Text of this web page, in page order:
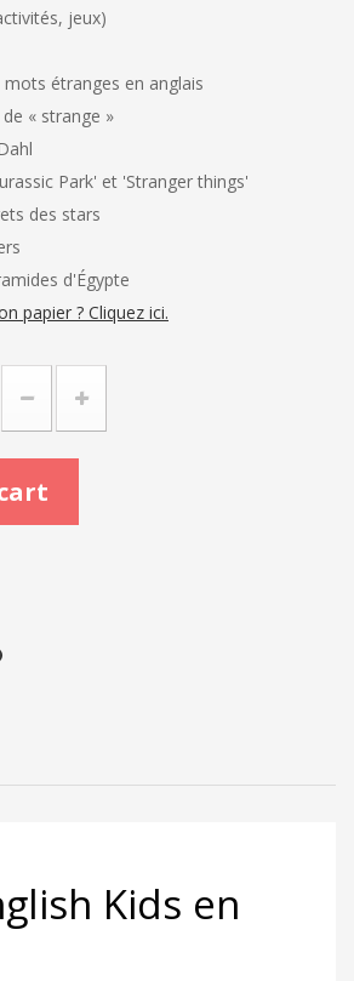
jeux)
mots étranges en anglais
« strange »
Park' et 'Stranger things'
des stars
d'Égypte
papier ? Cliquez ici.
Kids en